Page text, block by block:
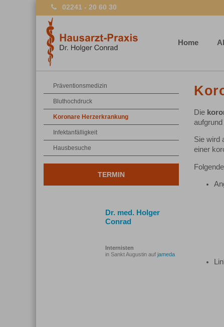
02241 - 20 60 30
Home
Präventionsmedizin
Bluthochdruck
Koronare Herzerkrankung
Infektanfälligkeit
Hausbesuche
TERMIN
Dr. med. Holger
Conrad
Internisten
in Sankt Augustin auf jameda
Die
Sie wird
einer
Folgende